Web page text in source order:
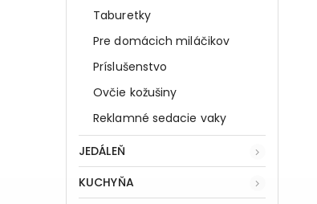
Taburetky
Pre domácich miláčikov
Príslušenstvo
Ovčie kožušiny
Reklamné sedacie vaky
JEDÁLEŇ
KUCHYŇA